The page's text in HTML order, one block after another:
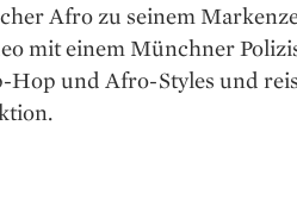
Afro zu seinem
mit einem Münchner
Hop und Afro-Styles und